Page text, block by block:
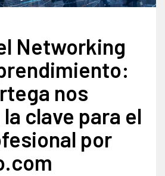
Networking
nos
clave para el
por